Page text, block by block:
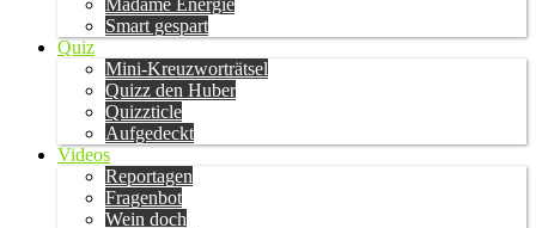
Madame Energie
Smart gespart
Quiz
Mini-Kreuzworträtsel
Quizz den Huber
Quizzticle
Aufgedeckt
Videos
Reportagen
Fragenbot
Wein doch